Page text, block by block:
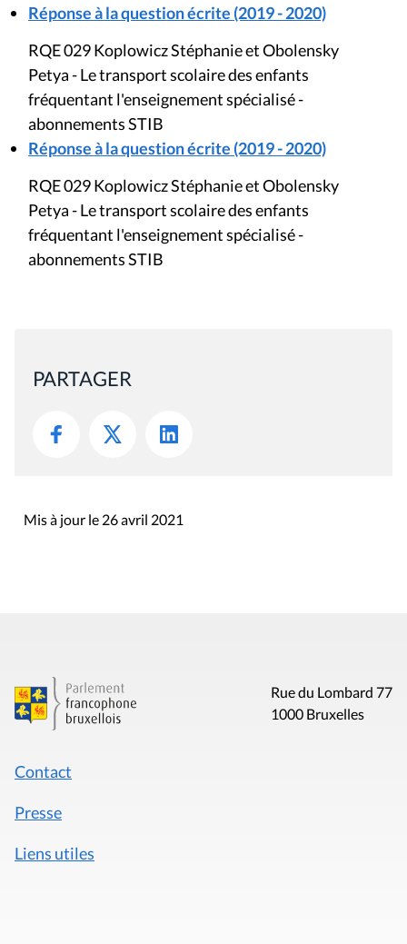
Réponse à la question écrite (2019 - 2020)
RQE 029 Koplowicz Stéphanie et Obolensky
Petya - Le transport scolaire des enfants
fréquentant l'enseignement spécialisé -
abonnements STIB
Réponse à la question écrite (2019 - 2020)
RQE 029 Koplowicz Stéphanie et Obolensky
Petya - Le transport scolaire des enfants
fréquentant l'enseignement spécialisé -
abonnements STIB
PARTAGER
Mis à jour le 26 avril 2021
Rue du Lombard 77
1000 Bruxelles
Contact
Presse
Liens utiles